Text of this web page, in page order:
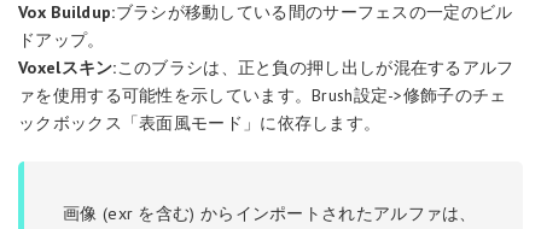
Vox Buildup:ブラシが移動している間のサーフェスの一定のビル
ドアップ。
Voxelスキン:このブラシは、正と負の押し出しが混在するアルフ
ァを使用する可能性を示しています。Brush設定->修飾子のチェ
ックボックス「表面風モード」に依存します。
画像 (exr を含む) からインポートされたアルファは、